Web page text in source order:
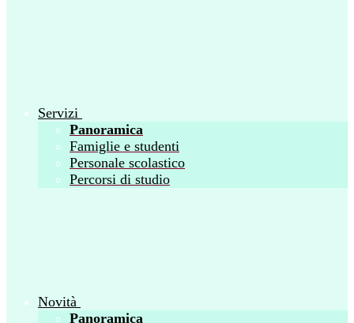
Servizi
Panoramica
Famiglie e studenti
Personale scolastico
Percorsi di studio
Novità
Panoramica